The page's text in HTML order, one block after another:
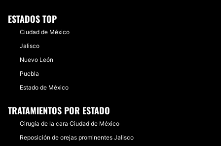
ESTADOS TOP
Ciudad de México
Jalisco
Nuevo León
Puebla
Estado de México
TRATAMIENTOS POR ESTADO
Cirugía de la cara Ciudad de México
Reposición de orejas prominentes Jalisco